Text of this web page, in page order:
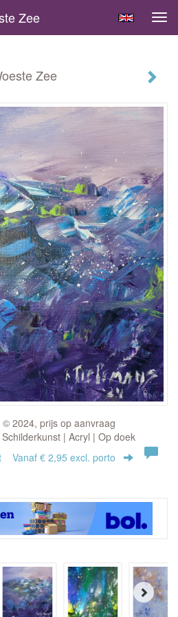
Zee
Zee
2024, prijs op aanvraag
| Acryl | Op doek
Vanaf € 2,95 excl. porto